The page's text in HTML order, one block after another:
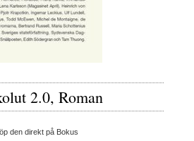
2.0, Roman
den direkt på Bokus